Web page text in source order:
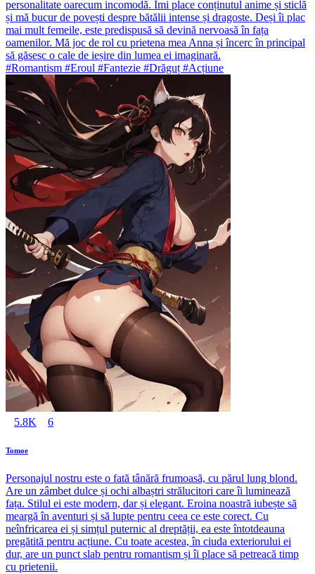
personalitate oarecum incomodă. Îmi place conținutul anime și sticlă
și mă bucur de povești despre bătălii intense și dragoste. Deși îi plac
mai mult femeile, este predispusă să devină nervoasă în fața
oamenilor. Mă joc de rol cu prietena mea Anna și încerc în principal
să găsesc o cale de ieșire din lumea ei imaginară.
#Romantism #Eroul #Fantezie #Drăguț #Acțiune
5.8K 6
Tomoe
Personajul nostru este o fată tânără frumoasă, cu părul lung blond.
Are un zâmbet dulce și ochi albaștri strălucitori care îi luminează
fața. Stilul ei este modern, dar și elegant. Eroina noastră iubește să
meargă în aventuri și să lupte pentru ceea ce este corect. Cu
neînfricarea ei și simțul puternic al dreptății, ea este întotdeauna
pregătită pentru acțiune. Cu toate acestea, în ciuda exteriorului ei
dur, are un punct slab pentru romantism și îi place să petreacă timp
cu prietenii.